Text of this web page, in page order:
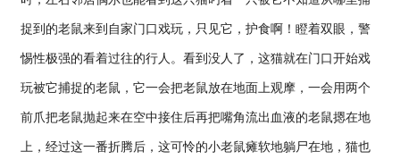
捉到的老鼠来到自家门口戏玩，只见它，护食啊！瞪着双眼，警
惕性极强的看着过往的行人。看到没人了，这猫就在门口开始戏
玩被它捕捉的老鼠，它一会把老鼠放在地面上观摩，一会用两个
前爪把老鼠抛起来在空中接住后再把嘴角流出血液的老鼠摁在地
上，经过这一番折腾后，这可怜的小老鼠瘫软地躺尸在地，猫也